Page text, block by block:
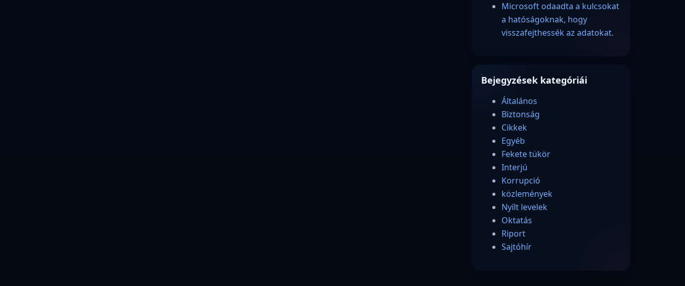
Microsoft odaadta a kulcsokat
a hatóságoknak, hogy
visszafejthessék az adatokat.
Bejegyzések kategóriái
Általános
Biztonság
Cikkek
Egyéb
Fekete tükör
Interjú
Korrupció
közlemények
Nyílt levelek
Oktatás
Riport
Sajtóhír